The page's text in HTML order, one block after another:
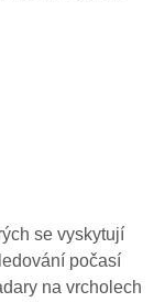
se vyskytují
počasí
na vrcholech